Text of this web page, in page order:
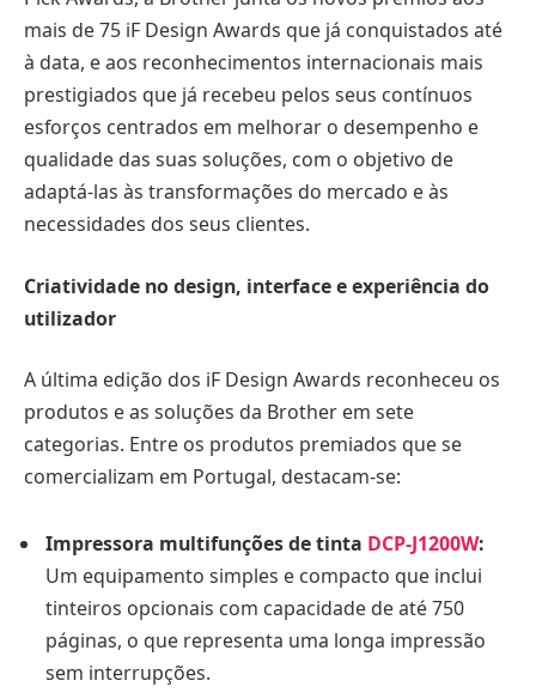
mais de 75 iF Design Awards que já conquistados até
à data, e aos reconhecimentos internacionais mais
prestigiados que já recebeu pelos seus contínuos
esforços centrados em melhorar o desempenho e
qualidade das suas soluções, com o objetivo de
adaptá-las às transformações do mercado e às
necessidades dos seus clientes.
Criatividade no design, interface e experiência do
utilizador
A última edição dos iF Design Awards reconheceu os
produtos e as soluções da Brother em sete
categorias. Entre os produtos premiados que se
comercializam em Portugal, destacam-se:
Impressora multifunções de tinta DCP-J1200W:
Um equipamento simples e compacto que inclui
tinteiros opcionais com capacidade de até 750
páginas, o que representa uma longa impressão
sem interrupções.